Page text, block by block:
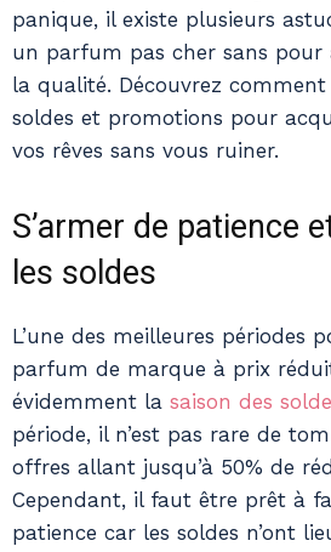
panique, il existe plusieurs
un parfum pas cher sans
la qualité. Découvrez
soldes et promotions pour
vos rêves sans vous ruiner.
S’armer de patience
les soldes
L’une des meilleures périodes
parfum de marque à prix
évidemment la saison des
période, il n’est pas rare de
offres allant jusqu’à 50% de
Cependant, il faut être prêt à
patience car les soldes n’ont